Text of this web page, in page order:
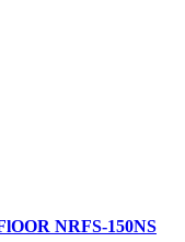
NRFS-150NS